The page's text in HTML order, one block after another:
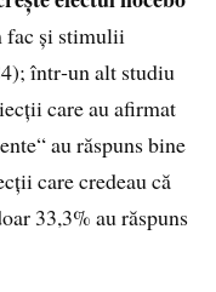
fac și stimulii
într‑un alt studiu
care au afirmat
au răspuns bine
care credeau că
33,3% au răspuns